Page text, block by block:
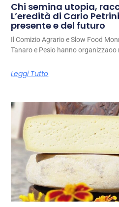
Chi semina utopia,
L’eredità di Carlo
presente e del futuro
Il Comizio Agrario e Slow Food
Tanaro e Pesio hanno
Leggi Tutto